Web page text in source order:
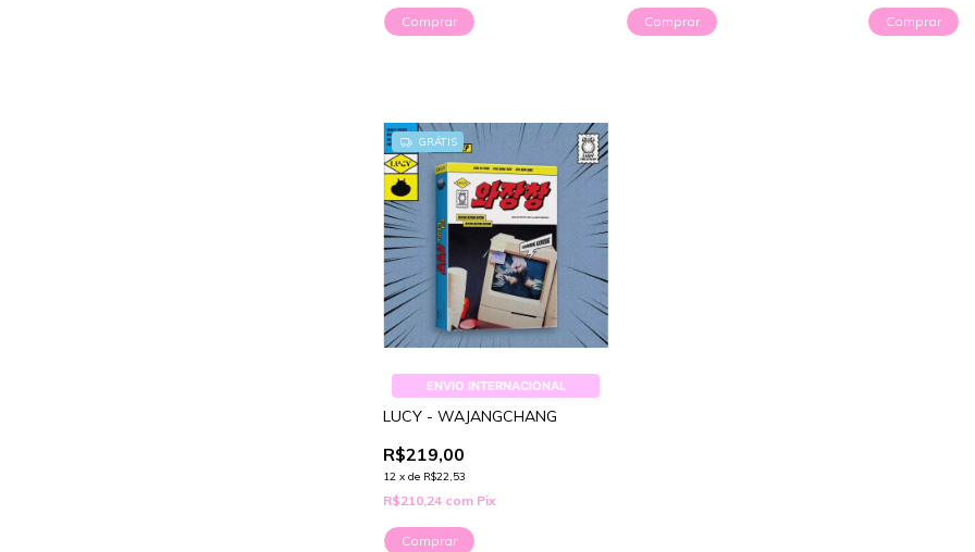
GRÁTIS
ENVIO INTERNACIONAL
LUCY - WAJANGCHANG
R$219,00
12 xde R$22,53
R$210,24 com Pix